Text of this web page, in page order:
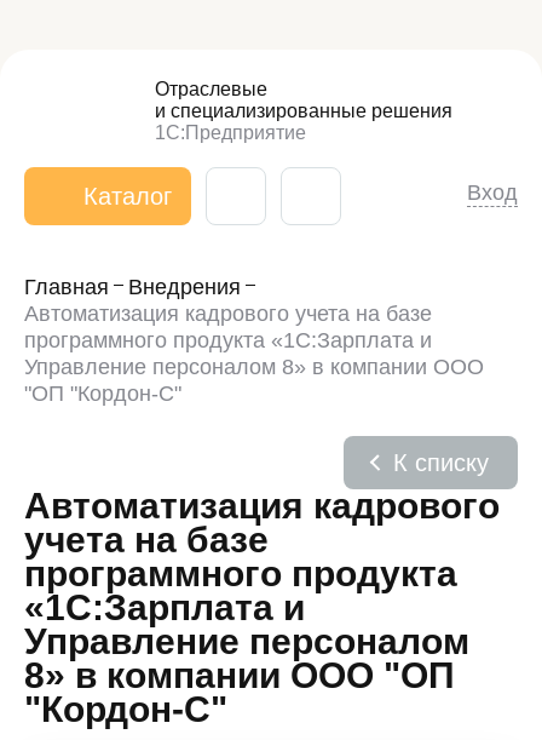
Отраслевые
и специализированные решения
1С:Предприятие
Каталог Вход
Главная
Внедрения
Автоматизация кадрового учета на базе
программного продукта «1С:Зарплата и
Управление персоналом 8» в компании ООО
"ОП "Кордон-С"
Автоматизация кадрового
учета на базе
программного продукта
«1С:Зарплата и
Управление персоналом
8» в компании ООО "ОП
"Кордон-С"
К списку